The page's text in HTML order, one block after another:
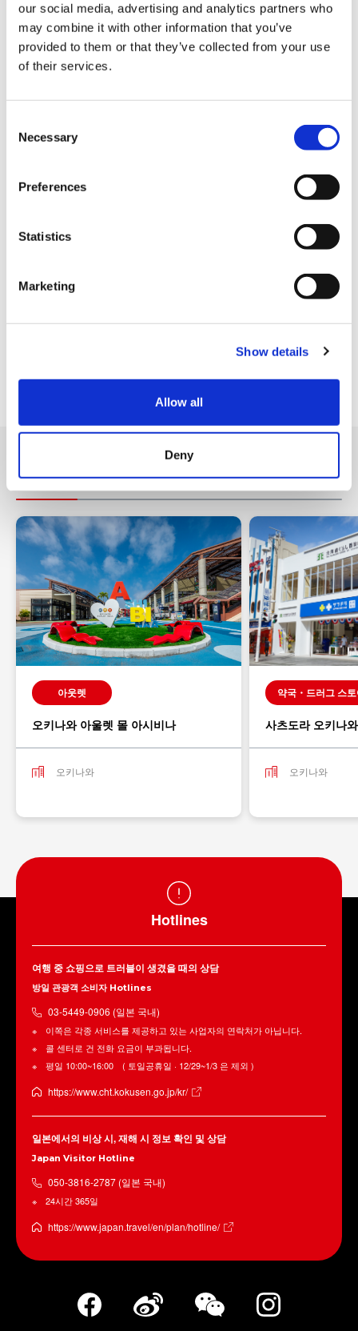
our social media, advertising and analytics partners who
may combine it with other information that you’ve
provided to them or that they’ve collected from your use
of their services.
Necessary
Preferences
Statistics
Marketing
Show details
Allow all
Deny
시서는 행운을 가져다 주는 수호 천사입니다. 당신은 시서 관에
서 시서와 관련된 것은 모두 찾을 수 있습니다. 그들은 다양 한
얼굴 표정과 시서의 큰 컬렉션이 있습니다. 이 통로가 넓어서
Tax-free Shop (택스프리 숍)
근처 가게
아웃렛
오키나와 아울렛 몰 아시비나
오키나와
약국・드러그 스
사츠도라 오키나
오키나와
Hotlines
여행 중 쇼핑으로 트러블이 생겼을 때의 상담
방일 관광객 소비자 Hotlines
03-5449-0906 (일본 국내)
이쪽은 각종 서비스를 제공하고 있는 사업자의 연락처가 아닙니다.
콜 센터로 건 전화 요금이 부과됩니다.
평일 10:00~16:00 ( 토일공휴일 · 12/29~1/3 은 제외 )
https://www.cht.kokusen.go.jp/kr/
일본에서의 비상 시, 재해 시 정보 확인 및 상담
Japan Visitor Hotline
050-3816-2787 (일본 국내)
24시간 365일
https://www.japan.travel/en/plan/hotline/